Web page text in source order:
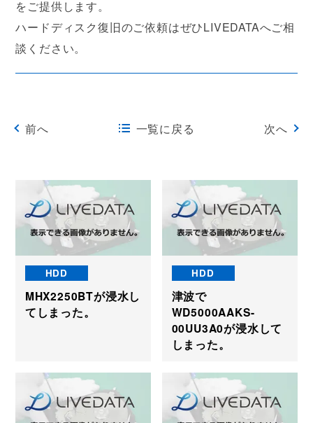
をご提供します。
ハードディスク復旧のご依頼はぜひLIVEDATAへご相
談ください。
前へ 一覧に戻る 次へ
HDD
MHX2250BTが浸水し
てしまった。
HDD
津波で
WD5000AAKS-
00UU3A0が浸水して
しまった。